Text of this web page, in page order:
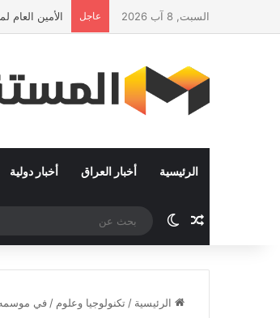
السبت, 8 آب 2026 عاجل الأمين
الرئيسية أخبار العراق أخبار دولية
مقال عشوائي
الوضع المظلم
الرئيسية / تكنولوجيا وعلوم / في